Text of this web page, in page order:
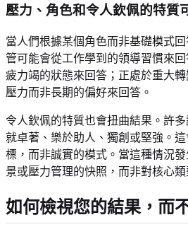
壓力、角色和令人欽佩的特質
當人們根據某個角色而非基礎模式
管可能會從工作學到的領導習慣來
疲力竭的狀態來回答；正處於重大
壓力而非長期的偏好來回答。
令人欽佩的特質也會扭曲結果。許
就卓著、樂於助人、獨創或堅強。
標，而非誠實的模式。當這種情況
景或壓力管理的快照，而非對核心類
如何檢視您的結果，而